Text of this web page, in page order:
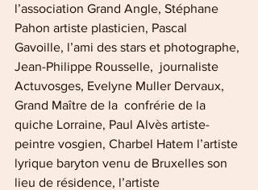
l’association Grand Angle, Stéphane
Pahon artiste plasticien, Pascal
Gavoille, l’ami des stars et photographe,
Jean-Philippe Rousselle,  journaliste
Actuvosges, Evelyne Muller Dervaux,
Grand Maître de la  confrérie de la
quiche Lorraine, Paul Alvès artiste-
peintre vosgien, Charbel Hatem l’artiste
lyrique baryton venu de Bruxelles son
lieu de résidence, l’artiste